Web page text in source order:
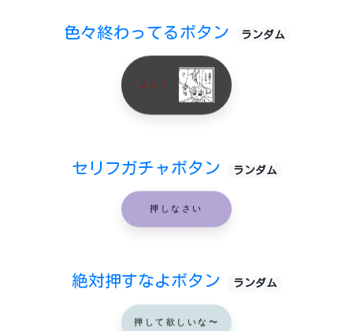
色々終わってるボタン ランダム
よし！
セリフガチャボタン ランダム
押しなさい
絶対押すなよボタン ランダム
押して欲しいな〜